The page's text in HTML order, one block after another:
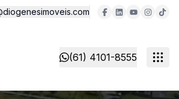
(61) 4101-8555